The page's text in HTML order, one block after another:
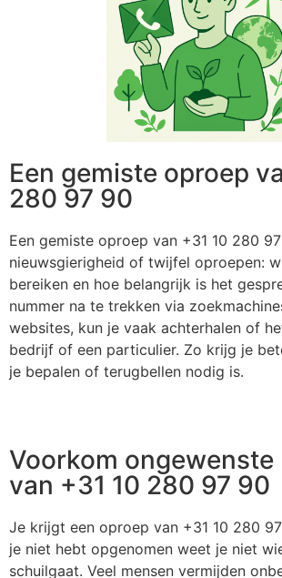
Een gemiste oproep
280 97 90
Een gemiste oproep van +31 10 280
nieuwsgierigheid of twijfel oproepen:
bereiken en hoe belangrijk is het
nummer na te trekken via
websites, kun je vaak achterhalen of
bedrijf of een particulier. Zo krijg je
je bepalen of terugbellen nodig is.
Voorkom ongewenste
van +31 10 280 97 90
Je krijgt een oproep van +31 10 280
je niet hebt opgenomen weet je niet
schuilgaat. Veel mensen vermijden